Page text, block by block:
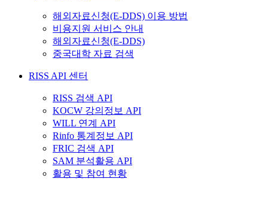
해외자료신청(E-DDS) 이용 방법
비용지원 서비스 안내
해외자료신청(E-DDS)
중국대학 자료 검색
RISS API 센터
RISS 검색 API
KOCW 강의정보 API
WILL 연계 API
Rinfo 통계정보 API
FRIC 검색 API
SAM 분석활용 API
활용 및 참여 현황